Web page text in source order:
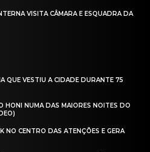
VISITA CÂMARA E ESQUADRA DA
QUE VESTIU A CIDADE DURANTE 75
HONI NUMA DAS MAIORES NOITES DO
NO CENTRO DAS ATENÇÕES E GERA